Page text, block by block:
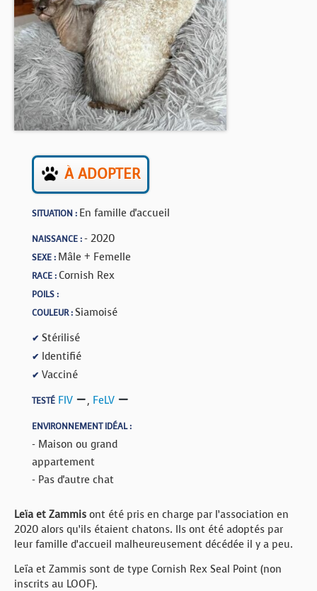
BOUTIQUE
FORUM
À ADOPTER
SITUATION : En famille d'accueil
NAISSANCE :- 2020
SEXE : Mâle + Femelle
RACE :Cornish Rex
POILS :
COULEUR :Siamoisé
✔ Stérilisé
✔ Identifié
✔ Vacciné
TESTÉ FIV , FeLV
ENVIRONNEMENT IDÉAL :
- Maison ou grand
appartement
- Pas d'autre chat
Leïa et Zammis ont été pris en charge par l’association en
2020 alors qu’ils étaient chatons. Ils ont été adoptés par
leur famille d’accueil malheureusement décédée il y a peu.
Leïa et Zammis sont de type Cornish Rex Seal Point (non
inscrits au LOOF).